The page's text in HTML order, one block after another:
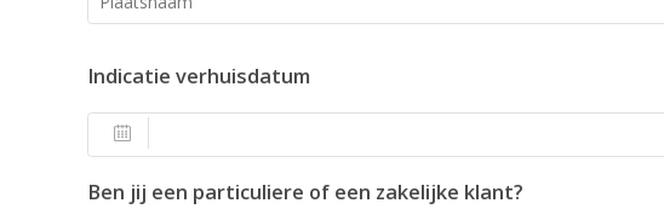
Indicatie verhuisdatum
Ben jij een particuliere of een zakelijke klant?